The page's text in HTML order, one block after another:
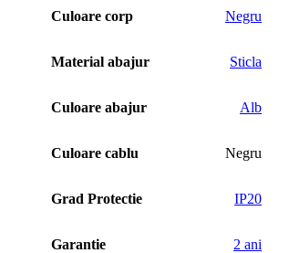
Culoare corp Negru
Material abajur Sticla
Culoare abajur Alb
Culoare cablu Negru
Grad Protectie IP20
Garantie
2 ani